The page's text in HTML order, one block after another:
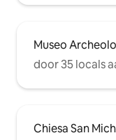
Museo
door 35 locals
Chiesa San